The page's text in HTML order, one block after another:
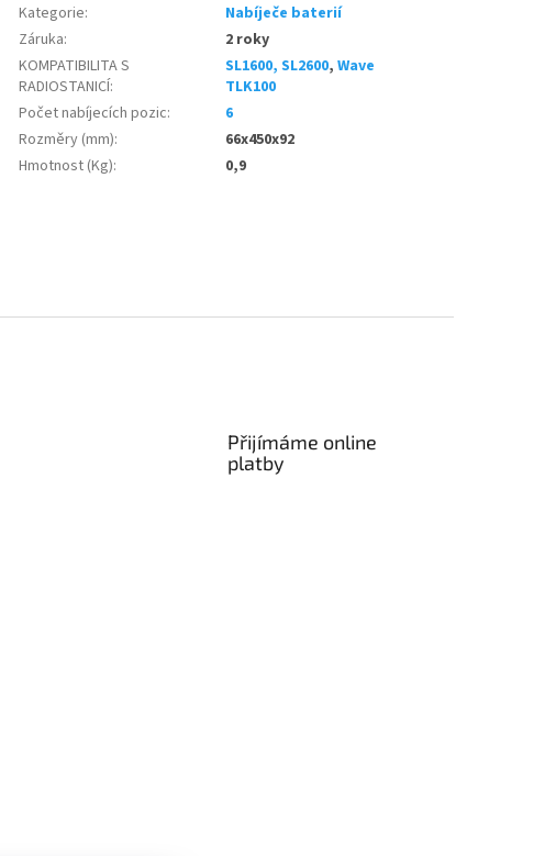
Kategorie:
Nabíječe baterií
Záruka:
2 roky
KOMPATIBILITA S
RADIOSTANICÍ:
SL1600, SL2600,Wave
TLK100
Počet nabíjecích pozic:
6
Rozměry (mm):
66x450x92
Hmotnost (Kg): 0,9
Přijímáme online
platby